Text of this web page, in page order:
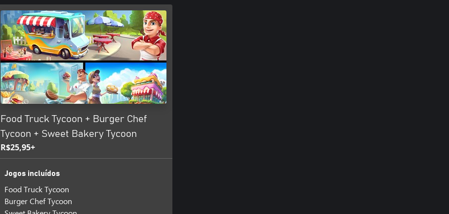
Food Truck Tycoon + Burger Chef
Tycoon + Sweet Bakery Tycoon
R$25,95+
Jogos incluídos
Food Truck Tycoon
Burger Chef Tycoon